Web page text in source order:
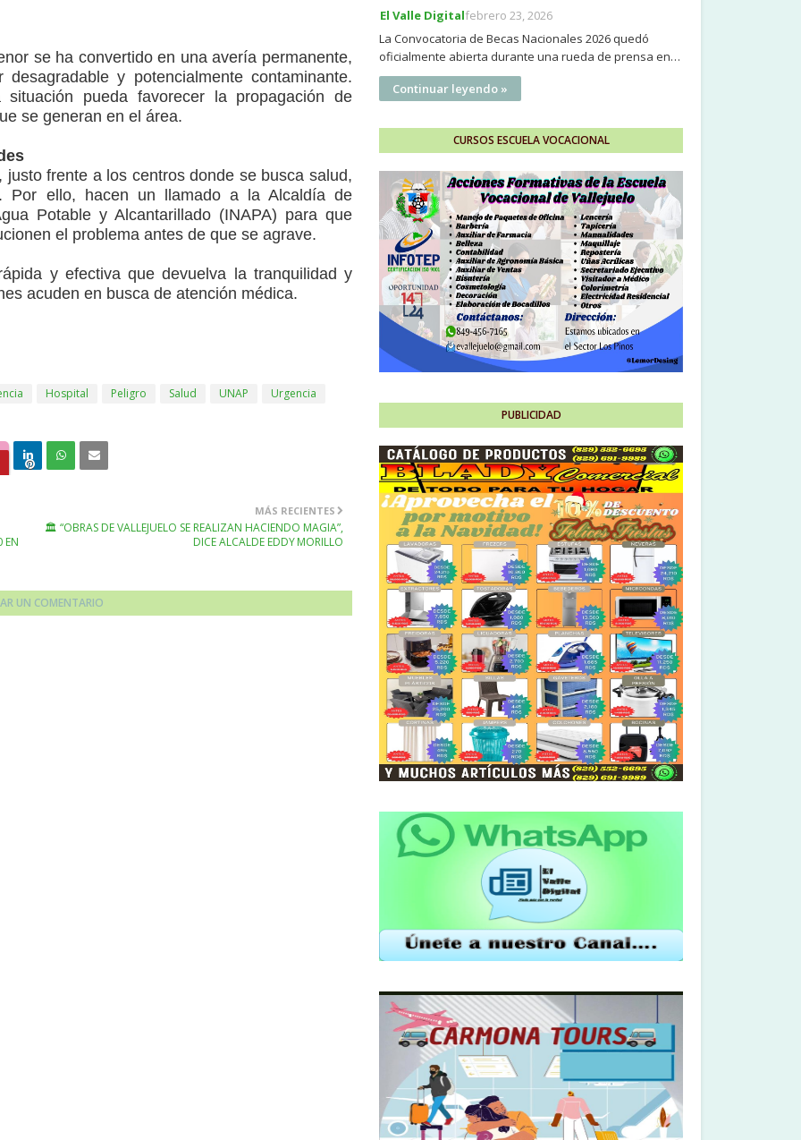
se ha convertido en una avería permanente,
y potencialmente contaminante.
pueda favorecer la propagación de
se generan en el área.
frente a los centros donde se busca salud,
Por ello, hacen un llamado a la Alcaldía de
Potable y Alcantarillado (INAPA) para que
el problema antes de que se agrave.
y efectiva que devuelva la tranquilidad y
acuden en busca de atención médica.
Hospital Peligro Salud UNAP
Urgencia
MÁS RECIENTES
🏛️ “OBRAS DE VALLEJUELO SE REALIZAN HACIENDO MAGIA”,
DICE ALCALDE EDDY MORILLO
EN
UN COMENTARIO
El Valle Digitalfebrero 23, 2026
La Convocatoria de Becas Nacionales 2026 quedó
oficialmente abierta durante una rueda de prensa en…
Continuar leyendo »
CURSOS ESCUELA VOCACIONAL
PUBLICIDAD